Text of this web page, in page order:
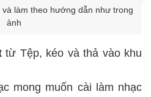
làm theo hướng dẫn như trong
ảnh
từ Tệp, kéo và thả vào khu
mong muốn cài làm nhạc